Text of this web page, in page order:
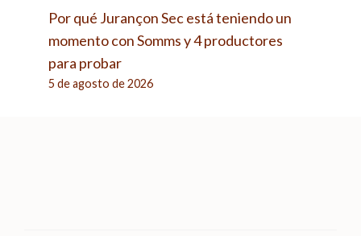
Por qué Jurançon Sec está teniendo un
momento con Somms y 4 productores
para probar
5 de agosto de 2026